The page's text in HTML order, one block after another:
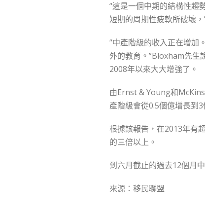
“這是一個中期的結構性趨
短期的周期性疲軟所破壞
“中產階級的收入正在增加
外的教育。”Bloxham先生
2008年以來大大增強了。
由Ernst & Young和
產階級會從0.5個億增長到3
根據該報告，在2013年有
的三倍以上。
到六月截止的過去12個月
來源：移民聯盟